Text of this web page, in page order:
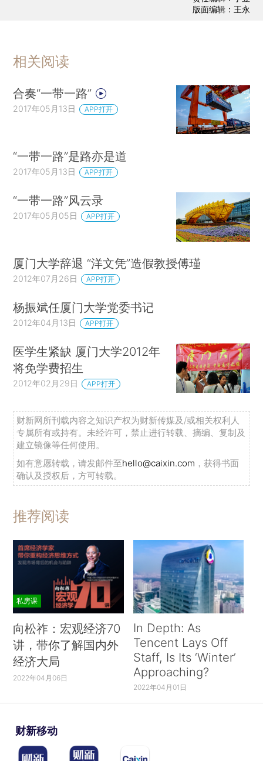
版面编辑：王永
相关阅读
合奏“一带一路”
2017年05月13日 APP打开
“一带一路”是路亦是道
2017年05月13日 APP打开
“一带一路”风云录
2017年05月05日 APP打开
厦门大学辞退 “洋文凭”造假教授傅瑾
2012年07月26日 APP打开
杨振斌任厦门大学党委书记
2012年04月13日 APP打开
医学生紧缺 厦门大学2012年
将免学费招生
2012年02月29日 APP打开
财新网所刊载内容之知识产权为财新传媒及/或相关权利人
专属所有或持有。未经许可，禁止进行转载、摘编、复制及
建立镜像等任何使用。
如有意愿转载，请发邮件至hello@caixin.com ，获得书面
确认及授权后，方可转载。
推荐阅读
私房课
向松祚：宏观经济70
讲，带你了解国内外
经济大局
2022年04月06日
In Depth: As
Tencent Lays Off
Staff, Is Its ‘Winter’
Approaching?
2022年04月01日
财新移动